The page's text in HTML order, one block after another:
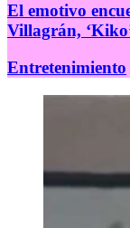
El emotivo
Villagrán,
Entretenimiento